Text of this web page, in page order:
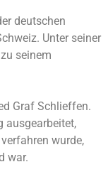
deutschen
Unter seiner
seinem
Graf Schlieffen.
ausgearbeitet,
wurde,
war.